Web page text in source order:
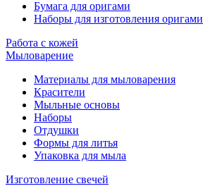
Бумага для оригами
Наборы для изготовления оригами
Работа с кожей
Мыловарение
Материалы для мыловарения
Красители
Мыльные основы
Наборы
Отдушки
Формы для литья
Упаковка для мыла
Изготовление свечей